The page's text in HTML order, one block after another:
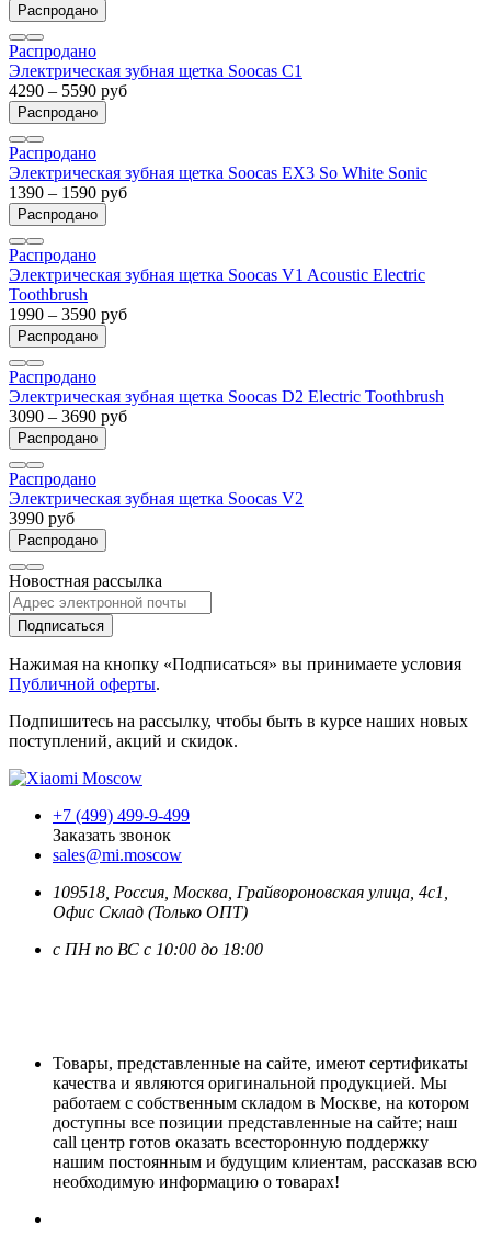
Распродано
Распродано
Электрическая зубная щетка Soocas C1
4290 – 5590 руб
Распродано
Распродано
Электрическая зубная щетка Soocas EX3 So White Sonic
1390 – 1590 руб
Распродано
Распродано
Электрическая зубная щетка Soocas V1 Acoustic Electric
Toothbrush
1990 – 3590 руб
Распродано
Распродано
Электрическая зубная щетка Soocas D2 Electric Toothbrush
3090 – 3690 руб
Распродано
Распродано
Электрическая зубная щетка Soocas V2
3990 руб
Распродано
Новостная рассылка
Подписаться
Нажимая на кнопку «Подписаться» вы принимаете условия
Публичной оферты.
Подпишитесь на рассылку, чтобы быть в курсе наших новых
поступлений, акций и скидок.
+7 (499) 499-9-499
Заказать звонок
sales@mi.moscow
109518, Россия Москва , Грайвороновская улица, 4с1,
Офис Склад (Только ОПТ)
с ПН по ВС с 10:00 до 18:00
Товары, представленные на сайте, имеют сертификаты
качества и являются оригинальной продукцией. Мы
работаем с собственным складом в Москве, на котором
доступны все позиции представленные на сайте; наш
call центр готов оказать всесторонную поддержку
нашим постоянным и будущим клиентам, рассказав всю
необходимую информацию о товарах!